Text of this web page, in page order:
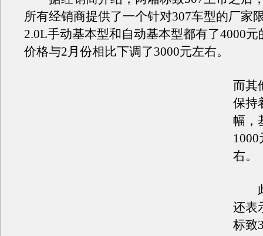
所有经销商提供了一个针对307车型的厂家
2.0L手动基本型和自动基本型都有了4000
价格与2月份相比下调了3000元左右。
而其
保持
幅，
右。
此
还表
标致